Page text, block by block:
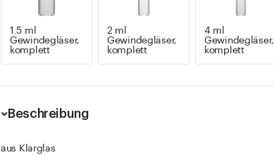
1.5 ml
Gewindegläser,
komplett
2 ml
Gewindegläser,
komplett
4 ml
Gewindegläser,
komplett
Beschreibung
aus Klarglas